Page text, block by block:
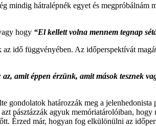
mindig hátralépnék egyet és
hogy “El kellett volna mennem tegnap
idő függvényében. Az időperspektívát
amit éppen érzünk, amit mások
gondolatok határozzák meg a
pásztázzák agyuk memóriatárolóiban,
Érzed már, hogyan fog elkülönülni az